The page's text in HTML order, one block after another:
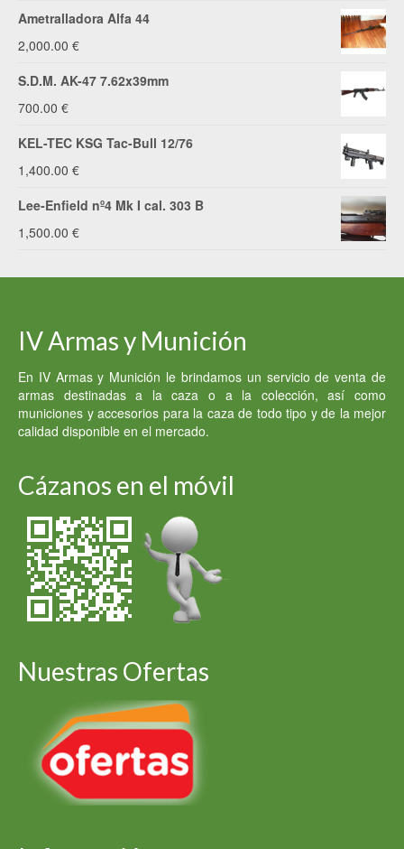
Ametralladora Alfa 44
2,000.00 €
S.D.M. AK-47 7.62x39mm
700.00 €
KEL-TEC KSG Tac-Bull 12/76
1,400.00 €
Lee-Enfield nº4 Mk I cal. 303 B
1,500.00 €
IV Armas y Munición
En IV Armas y Munición le brindamos un servicio de venta de
armas destinadas a la caza o a la colección, así como
municiones y accesorios para la caza de todo tipo y de la mejor
calidad disponible en el mercado.
Cázanos en el móvil
Nuestras Ofertas